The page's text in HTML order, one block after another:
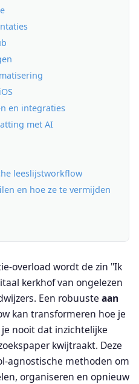
en integraties
met AI
leeslijstworkflow
en hoe ze te vermijden
overload wordt de zin "Ik
kerkhof van ongelezen
Een robuuste aan
kan transformeren hoe je
nooit dat inzichtelijke
kwijtraakt. Deze
agnostische methoden om
organiseren en opnieuw